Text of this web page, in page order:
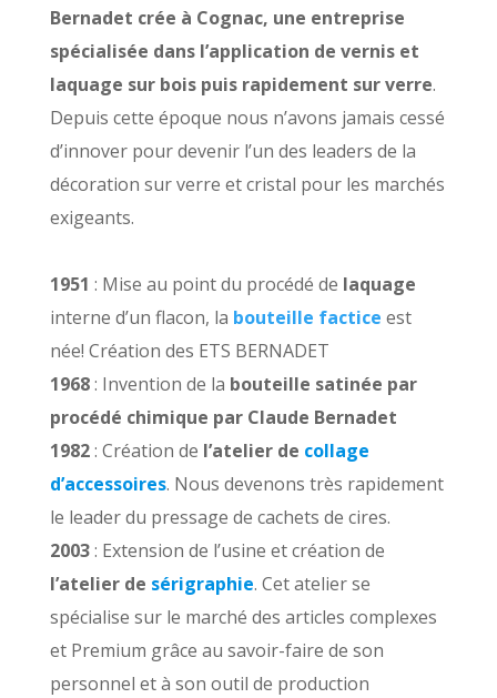
Bernadet crée à Cognac, une entreprise
spécialisée dans l’application de vernis et
laquage sur bois puis rapidement sur verre.
Depuis cette époque nous n’avons jamais cessé
d’innover pour devenir l’un des leaders de la
décoration sur verre et cristal pour les marchés
exigeants.
1951 : Mise au point du procédé de laquage
interne d’un flacon, la bouteille factice est
née! Création des ETS BERNADET
1968: Invention de la bouteille satinée par
procédé chimique par Claude Bernadet
1982: Création de l’atelier de collage
d’accessoires. Nous devenons très rapidement
le leader du pressage de cachets de cires.
2003: Extension de l’usine et création de
l’atelier de sérigraphie. Cet atelier se
spécialise sur le marché des articles complexes
et Premium grâce au savoir-faire de son
personnel et à son outil de production